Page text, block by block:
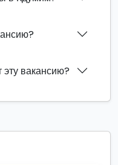
эту вакансию?